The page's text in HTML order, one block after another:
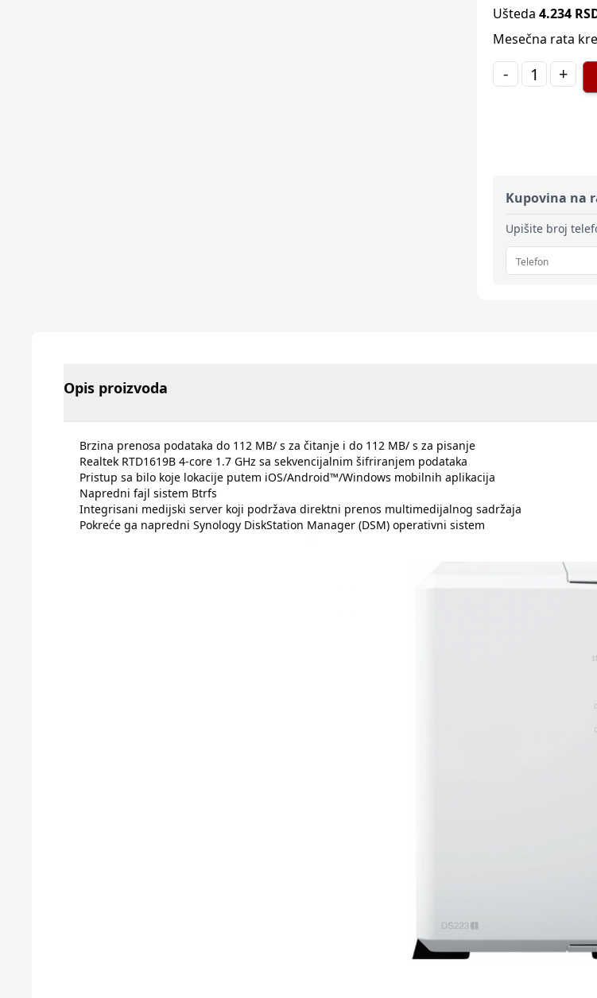
Ušteda 4.234
Mesečna rata
- +
Kupovina na
Upišite broj
Opis proizvoda
Brzina prenosa podataka do 112 MB/ s za čitanje i do 112 MB/ s za pisanje
Realtek RTD1619B 4-core 1.7 GHz sa sekvencijalnim šifriranjem podataka
Pristup sa bilo koje lokacije putem iOS/Android™/Windows mobilnih aplikacija
Napredni fajl sistem Btrfs
Integrisani medijski server koji podržava direktni prenos multimedijalnog sadržaja
Pokreće ga napredni Synology DiskStation Manager (DSM) operativni sistem